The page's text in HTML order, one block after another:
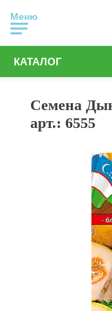
Меню
КАТАЛОГ
Семена
арт.: 6555